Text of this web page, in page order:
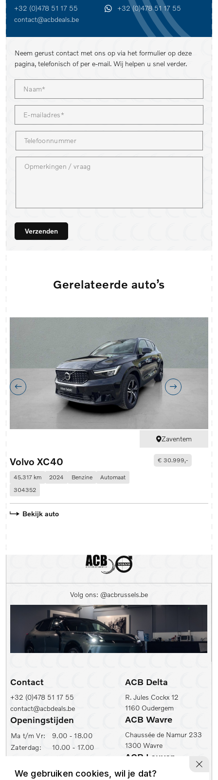
+32 (0)478 51 17 55
+32 (0)478 51 17 55
contact@acbdeals.be
Neem gerust contact met ons op via het formulier op deze
pagina, telefonisch of per e-mail. Wij helpen u snel verder.
Verzenden
Gerelateerde auto’s
Zaventem
Volvo XC40
45.317 km 2024 Benzine
Automaat
304352
€ 30.999,-
Bekijk auto
Volg ons: @acbrussels.be
Contact
+32 (0)478 51 17 55
contact@acbdeals.be
Openingstijden
Ma t/m Vr:
9.00 - 18.00
Zaterdag:
10.00 - 17.00
ACB Zaventem
Leuvensesteenweg 430
ACB Delta
R. Jules Cockx 12
1160 Oudergem
ACB Wavre
Chaussée de Namur 233
1300 Wavre
ACB Leuven
Ambachtenlaan 2
We gebruiken cookies, wil je dat?